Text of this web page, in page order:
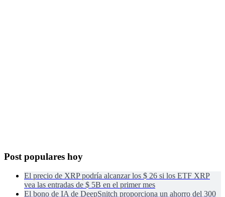
Post populares hoy
El precio de XRP podría alcanzar los $ 26 si los ETF XRP
vea las entradas de $ 5B en el primer mes
El bono de IA de DeepSnitch proporciona un ahorro del 300